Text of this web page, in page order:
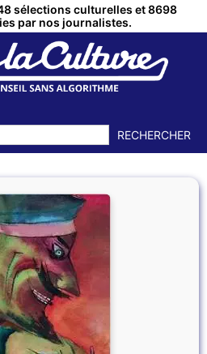
sélections culturelles et 8698
par nos journalistes.
RECHERCHER